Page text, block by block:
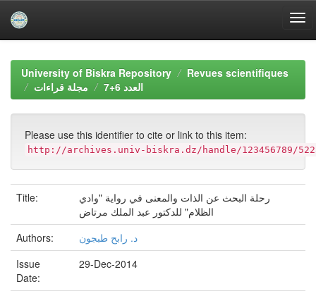
navigationUniversity of Biskra Repository
Revues scientifiques
مجلة قراءات
العدد 6+7
Please use this identifier to cite or link to this item:
http://archives.univ-biskra.dz/handle/123456789/
Title:
رحلة البحث عن الذات والمعنى في رواية "وادي
الظلام" للدكتور عبد الملك مرتاض
Authors:
د. رابح طبجون
Issue
Date:
29-Dec-2014